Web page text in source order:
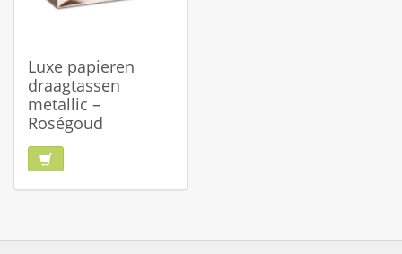
Luxe papieren
draagtassen
metallic –
Roségoud